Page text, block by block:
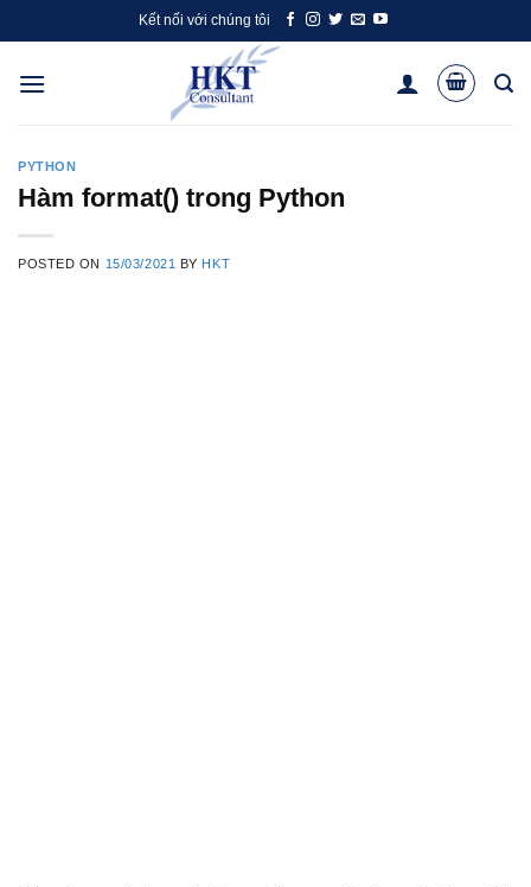
to
content
Kết nối với chúng tôi
PYTHON
Hàm format() trong Python
POSTED ON 15/03/2021 BY HKT